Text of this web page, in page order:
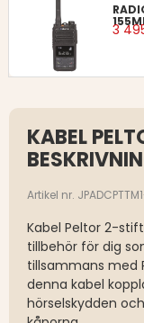
3
KABEL
Artikel nr.
Kabel Peltor 2-
tillbehör för dig
tillsammans med
denna kabel
hörselskydden